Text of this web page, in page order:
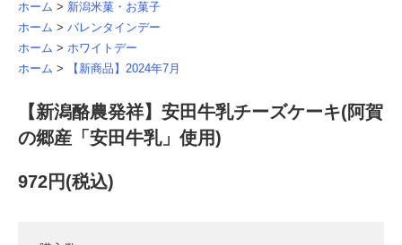
ホーム > 新潟米菓・お菓子
ホーム > バレンタインデー
ホーム > ホワイトデー
ホーム > 【新商品】2024年7月
【新潟酪農発祥】安田牛乳チーズケーキ(阿賀
の郷産「安田牛乳」使用)
972円(税込)